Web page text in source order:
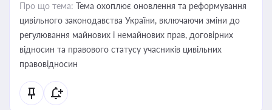
Про що тема: Тема охоплює оновлення та реформування
цивільного законодавства України, включаючи зміни до
регулювання майнових і немайнових прав, договірних
відносин та правового статусу учасників цивільних
правовідносин